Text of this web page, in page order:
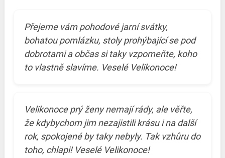
Přejeme vám pohodové jarní svátky,
bohatou pomlázku, stoly prohýbající se pod
dobrotami a občas si taky vzpomeňte, koho
to vlastně slavíme. Veselé Velikonoce!
Velikonoce prý ženy nemají rády, ale věřte,
že kdybychom jim nezajistili krásu i na další
rok, spokojené by taky nebyly. Tak vzhůru do
toho, chlapi! Veselé Velikonoce!